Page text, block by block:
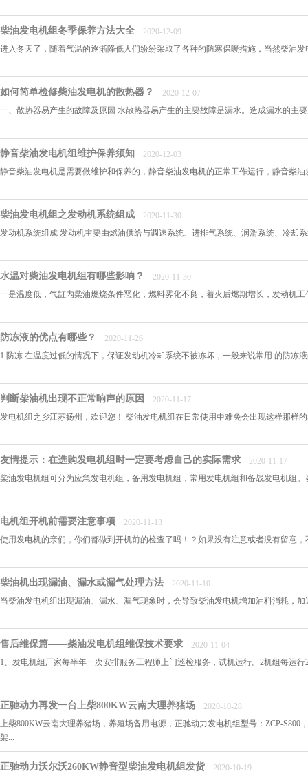
柴油发电机组冬季保养方法大全
2020-12-09
进入冬天了，随着气温的逐渐降低人们纷纷采取了各种的防寒保暖措施，当然柴油
如何简单检修柴油发电机的散热器？
2020-12-07
一、散热器易产生的故障及原因 水散热器易产生的主要故障是漏水。造成漏水的主
静音柴油发电机组维护保养须知
2020-12-03
静音柴油发电机是需要做维护和保养的，静音柴油发电机的正常工作运行，静音柴
柴油发电机组之发动机系统组成
2020-11-30
发动机系统组成 发动机主要由燃油供给与调速系统、进排气系统、润滑系统、冷却
水温对柴油发电机组有哪些影响？
2020-11-30
一是温度低，气缸内柴油燃烧条件恶化，燃料雾化不良，着火后燃期增长，发动
防冻液的优点有哪些？
2020-11-26
1 防冻 在温度过低的情况下，保证发动机冷却系统不被冻坏，一般来说常用 的防冻
判断柴油机出现不正常响声的原因
2020-11-17
发电机组之乡江苏扬州，欢迎您！ 柴油发电机组在日常使用中难免会出现这样那样
友情提示：在选购发电机组时一定要考虑自己的实际需求
2020-11-17
柴油发电机组可分为应急发电机组，备用发电机组，常用发电机组和备战发电机组
电机组开机前需要注意事项
2020-11-13
使用发电机的亲们，你们都做到开机前的检查了吗！？如果没有注意或者没有留
柴油机出现漏油、漏水或漏气处理方法
2020-11-10
当柴油发电机组出现漏油、漏水、漏气现象时，会导致柴油发电机增加油料消耗，
售后维保篇——柴油发电机组维保技术要求
2020-11-04
1、发电机组厂家每半年一次安排服务工程师上门巡检服务，试机运行。2机组每运
正驰动力再发一台上柴800KW云南大理养猪场
2020-10-28
上柴800KW云南大理养猪场，养殖场备用电源，正驰动力发电机组型号：ZCP-
架...
正驰动力沃尔沃260KW静音型柴油发电机组发货
2020-10-19